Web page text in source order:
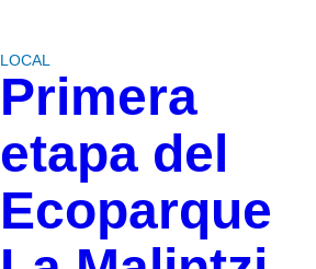
LOCAL
Primera
etapa del
Ecoparque